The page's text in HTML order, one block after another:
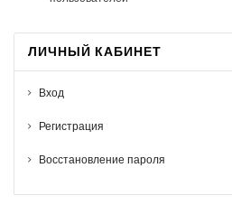
ЛИЧНЫЙ КАБИНЕТ
Вход
Регистрация
Восстановление пароля